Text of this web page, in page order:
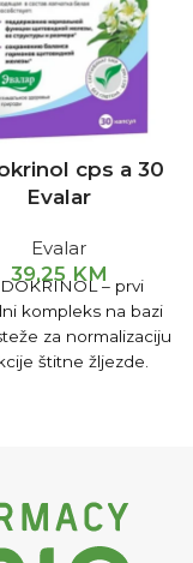
cps a 30
Evalar
Evalar
39,25 KM– prvi
kompleks na bazi
za normalizaciju
štitne žljezde.